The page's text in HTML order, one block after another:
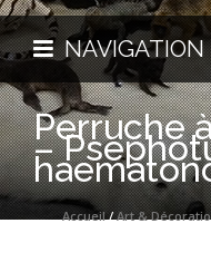
NAVIGATION
Perruche
–
Accueil/Art &